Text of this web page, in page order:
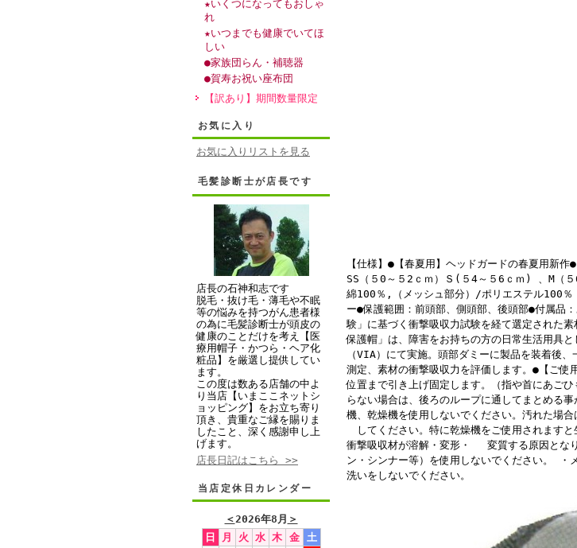
★いくつになってもおしゃ
れ
★いつまでも健康でいてほ
しい
●家族団らん・補聴器
●賀寿お祝い座布団
【訳あり】期間数量限定
お気に入り
お気に入りリストを見る
毛髪診断士が店長です
店長の石神和志です
脱毛・抜け毛・薄毛や不眠
等の悩みを持つがん患者様
の為に毛髪診断士が頭皮の
健康のことだけを考え【医
療用帽子・かつら・ヘア化
粧品】を厳選し提供してい
ます。
この度は数ある店舗の中よ
り当店【いまここネットシ
ョッピング】をお立ち寄り
頂き、貴重なご縁を賜りま
したこと、深く感謝申し上
げます。
店長日記はこちら >>
当店定休日カレンダー
＜2026年8月 ＞
日
月 火 水 木 金
土
【仕様】●【春夏用】ヘッドガードの春夏用新
SS（５0～５2ｃｍ）Ｓ(５4～５6ｃｍ) 、M（
綿100％,（メッシュ部分）/ポリエステル100％
ー●保護範囲：前頭部、側頭部、後頭部●付属品
験」に基づく衝撃吸収力試験を経て選定された
保護帽」は、障害をお持ちの方の日常生活用具
（VIA）にて実施。頭部ダミーに製品を装着後
測定、素材の衝撃吸収力を評価します。●【ご
位置まで引き上げ固定します。（指や首にあご
らない場合は、後ろのループに通してまとめる
機、乾燥機を使用しないでください。汚れた場
してください。特に乾燥機をご使用されます
衝撃吸収材が溶解・変形・ 変質する原因とな
ン・シンナー等）を使用しないでください。 ・
洗いをしないでください。